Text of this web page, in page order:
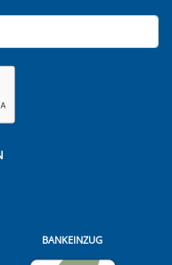
BANKEINZUG